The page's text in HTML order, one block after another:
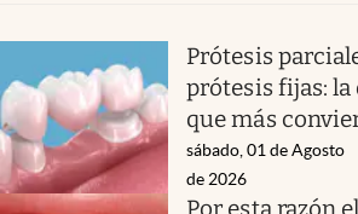
Prótesis
prótesis fijas:
que más
sábado, 01 de Agosto
de 2026
Por esta razón